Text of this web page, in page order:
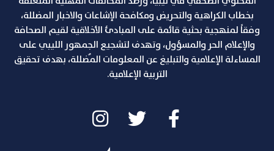
بخطاب الكراهية والتحريض ومكافحة الإشاعات والاخبار المضللة،
وفقاً لمنهجية بحثية قائمة على المبادئ الأخلاقية لقيم الصحافة
والإعلام الحر والمسؤول، وتهدف لتشجيع الجمهور الليبي على
المساءلة الإعلامية والتبليغ عن المعلومات المٌضللة، بهدف تحقيق
التربية الإعلامية.